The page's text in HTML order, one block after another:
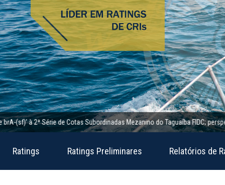
2ª Série de Cotas Subordinadas Mezanino do Taguaíba FIDC; perspectiva
Ratings Ratings Preliminares Relatórios de